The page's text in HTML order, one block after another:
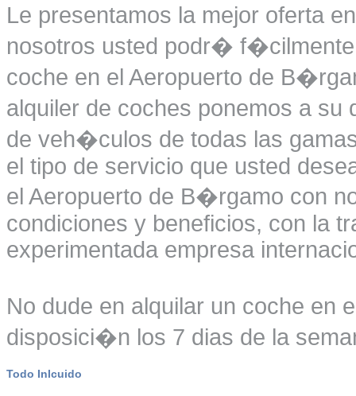
Le presentamos la mejor oferta
nosotros usted podr�
coche en el Aeropuerto de
alquiler de coches ponemos a
de veh�culos de todas las
el tipo de servicio que usted
el Aeropuerto de B�rgamo con
condiciones y beneficios, con la
experimentada empresa
No dude en alquilar un coche en
disposici�n los 7 dias de la
Todo Inlcuido